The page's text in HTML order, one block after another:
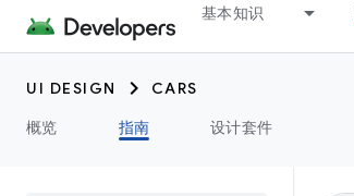
基本知识
UI DESIGN
CARS
概览
指南 设计套件